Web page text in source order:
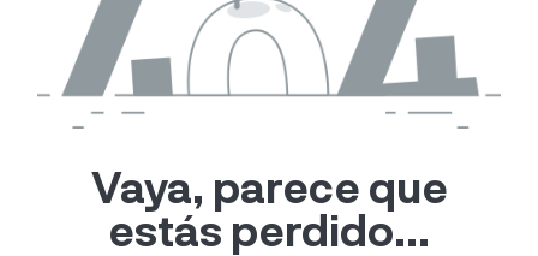
Vaya, parece que
estás perdido...